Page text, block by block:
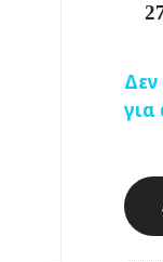
για